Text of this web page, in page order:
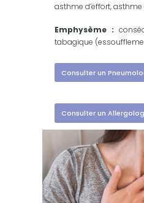
asthme d’effort,
Emphysème :
tabagique
Consulter un
Consulter un